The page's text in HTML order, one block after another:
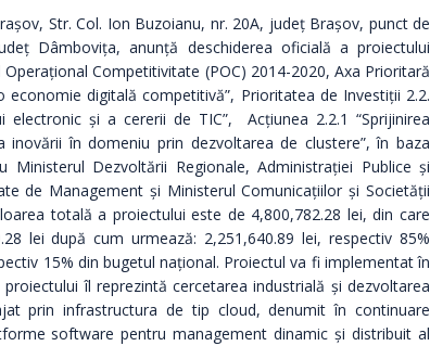
Str. Col. Ion Buzoianu, nr. 20A, judeţ Brașov, punct de
Dâmbovița, anunţă deschiderea oficială a proiectului
Competitivitate (POC) 2014-2020, Axa Prioritară
digitală competitivă”, Prioritatea de Investiții 2.2.
și a cererii de TIC”, Acțiunea 2.2.1 “Sprijinirea
în domeniu prin dezvoltarea de clustere”, în baza
Dezvoltării Regionale, Administrației Publice și
de Management și Ministerul Comunicațiilor și Societății
totală a proiectului este de 4,800,782.28 lei, din care
lei după cum urmează: 2,251,640.89 lei, respectiv 85%
15% din bugetul național. Proiectul va fi implementat în
îl reprezintă cercetarea industrială și dezvoltarea
prin infrastructura de tip cloud, denumit în continuare
software pentru management dinamic și distribuit al